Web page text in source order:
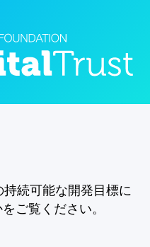
続可能な開発目標に
ご覧ください。